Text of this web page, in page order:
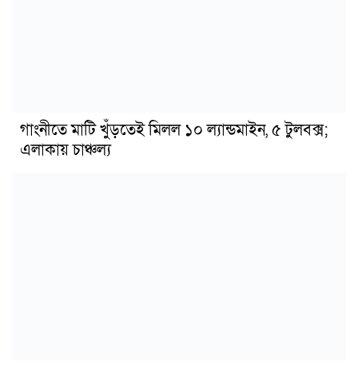
গাংনীতে মাটি খুঁড়তেই মিলল ১০ ল্যান্ডমাইন, ৫ টুলবক্স;
এলাকায় চাঞ্চল্য